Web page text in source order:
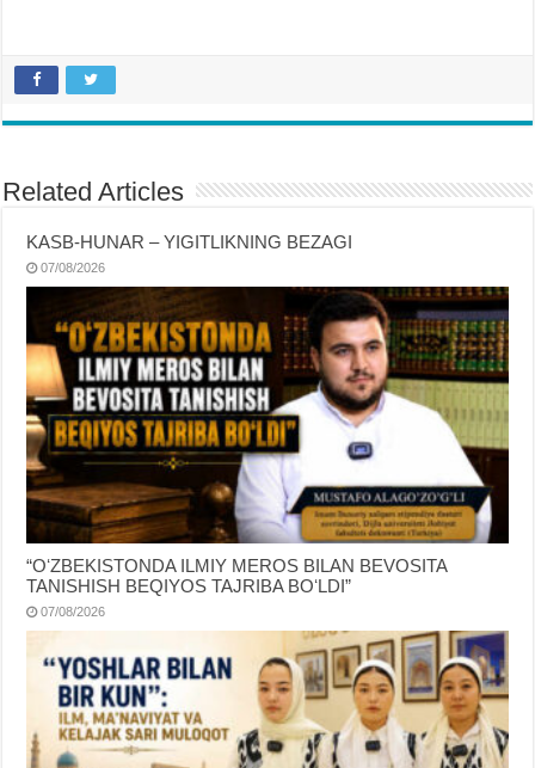
Related Articles
KASB-HUNAR – YIGITLIKNING BEZAGI
07/08/2026
“OʻZBEKISTONDA ILMIY MEROS BILAN BEVOSITA
TANISHISH BEQIYOS TAJRIBA BOʻLDI”
07/08/2026